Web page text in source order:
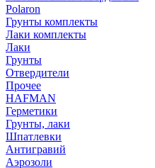
Polaron
Грунты комплекты
Лаки комплекты
Лаки
Грунты
Отвердители
Прочее
HAFMAN
Герметики
Грунты, лаки
Шпатлевки
Антигравий
Аэрозоли